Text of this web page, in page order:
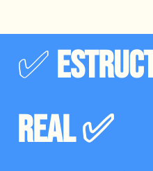
✅
real ✅